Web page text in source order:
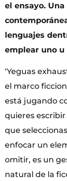
el ensayo.
lenguajes
emplear uno u
‘Yeguas
el marco
está jugando
quieres
que
enfocar un
omitir, es un
natural de la